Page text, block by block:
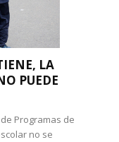
LA
PUEDE
Programas de
no se